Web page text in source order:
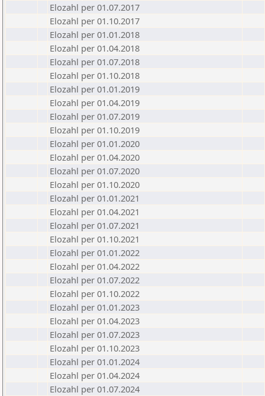
Elozahl per 01.07.2017
Elozahl per 01.10.2017
Elozahl per 01.01.2018
Elozahl per 01.04.2018
Elozahl per 01.07.2018
Elozahl per 01.10.2018
Elozahl per 01.01.2019
Elozahl per 01.04.2019
Elozahl per 01.07.2019
Elozahl per 01.10.2019
Elozahl per 01.01.2020
Elozahl per 01.04.2020
Elozahl per 01.07.2020
Elozahl per 01.10.2020
Elozahl per 01.01.2021
Elozahl per 01.04.2021
Elozahl per 01.07.2021
Elozahl per 01.10.2021
Elozahl per 01.01.2022
Elozahl per 01.04.2022
Elozahl per 01.07.2022
Elozahl per 01.10.2022
Elozahl per 01.01.2023
Elozahl per 01.04.2023
Elozahl per 01.07.2023
Elozahl per 01.10.2023
Elozahl per 01.01.2024
Elozahl per 01.04.2024
Elozahl per 01.07.2024